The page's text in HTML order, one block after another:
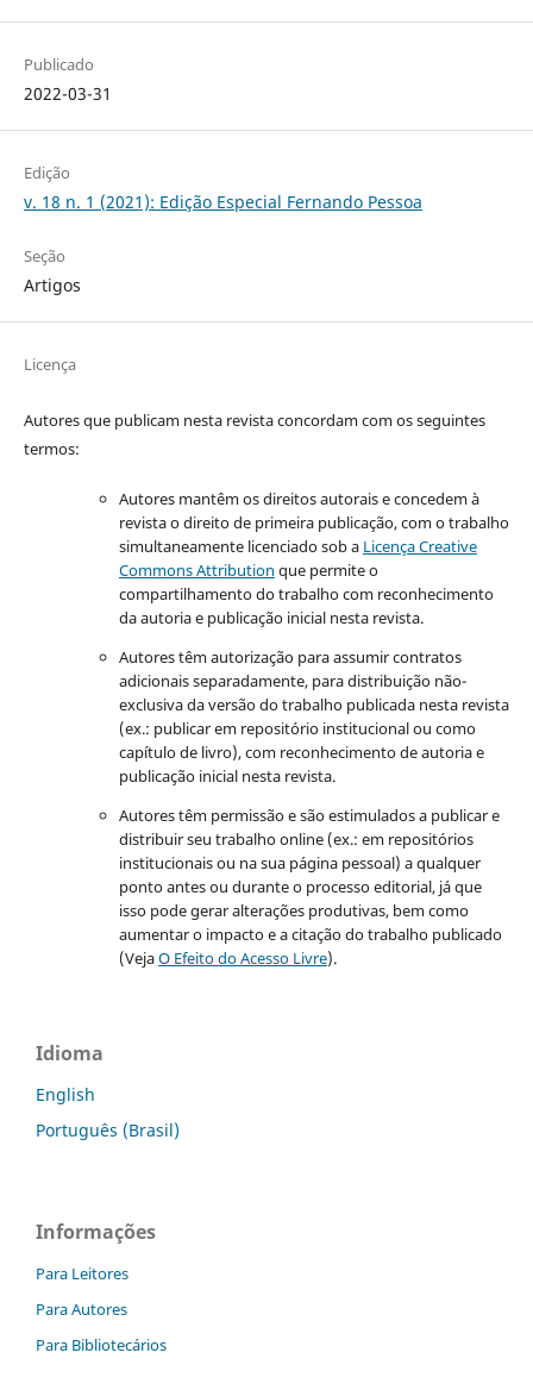
Publicado
2022-03-31
Edição
v. 18 n. 1 (2021): Edição Especial Fernando Pessoa
Seção
Artigos
Licença
Autores que publicam nesta revista concordam com os seguintes
termos:
Autores mantêm os direitos autorais e concedem à
revista o direito de primeira publicação, com o trabalho
simultaneamente licenciado sob a Licença Creative
Commons Attribution que permite o
compartilhamento do trabalho com reconhecimento
da autoria e publicação inicial nesta revista.
Autores têm autorização para assumir contratos
adicionais separadamente, para distribuição não-
exclusiva da versão do trabalho publicada nesta revista
(ex.: publicar em repositório institucional ou como
capítulo de livro), com reconhecimento de autoria e
publicação inicial nesta revista.
Autores têm permissão e são estimulados a publicar e
distribuir seu trabalho online (ex.: em repositórios
institucionais ou na sua página pessoal) a qualquer
ponto antes ou durante o processo editorial, já que
isso pode gerar alterações produtivas, bem como
aumentar o impacto e a citação do trabalho publicado
(VejaO Efeito do Acesso Livre).
Idioma
English
Português (Brasil)
Informações
Para Leitores
Para Autores
Para Bibliotecários